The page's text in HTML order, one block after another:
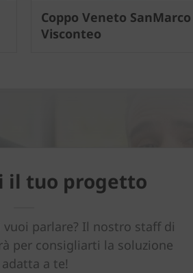
Coppo Veneto SanMarco
Visconteo
il tuo progetto
parlare? Il nostro staff di
per consigliarti la soluzione
a te!